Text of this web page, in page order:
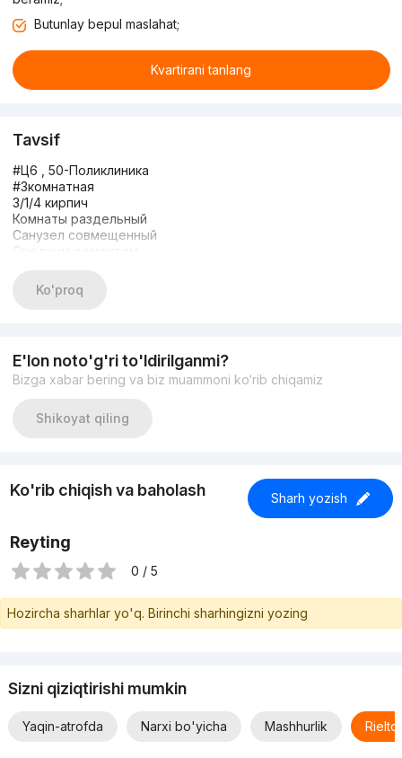
Butunlay bepul maslahat;
Kvartirani tanlang
Tavsif
#Ц6 , 50-Поликлиника
#3комнатная
3/1/4 кирпич
Комнаты раздельный
Санузел совмещенный
Средним ремонтом
Не торец
Общ пл 70м*2
Ko'proq
E'lon noto'g'ri to'ldirilganmi?
Bizga xabar bering va biz muammoni ko‘rib chiqamiz
Shikoyat qiling
Ko'rib chiqish va baholash Sharh yozish
Reyting
0 / 5
Hozircha sharhlar yo'q. Birinchi sharhingizni yozing
Sizni qiziqtirishi mumkin
Yaqin-atrofda Narxi bo'yicha Mashhurlik